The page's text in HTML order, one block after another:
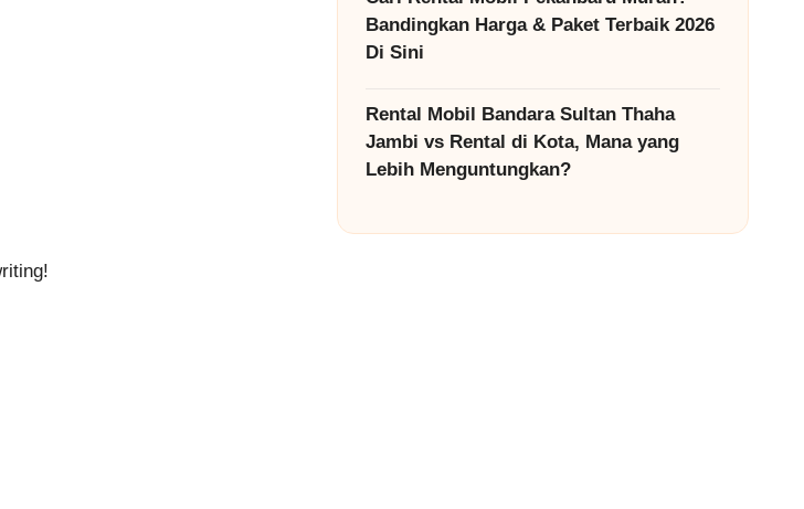
Bandingkan Harga & Paket Terbaik 2026
Di Sini
Rental Mobil Bandara Sultan Thaha
Jambi vs Rental di Kota, Mana yang
Lebih Menguntungkan?